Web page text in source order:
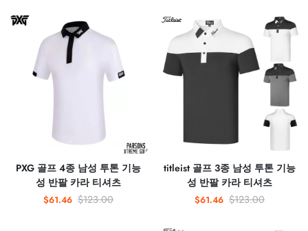
PXG 골프 4종 남성 투톤 기능
성 반팔 카라 티셔츠
$61.46 $123.00
titleist 골프 3종 남성 투톤 기능
성 반팔 카라 티셔츠
$61.46 $123.00